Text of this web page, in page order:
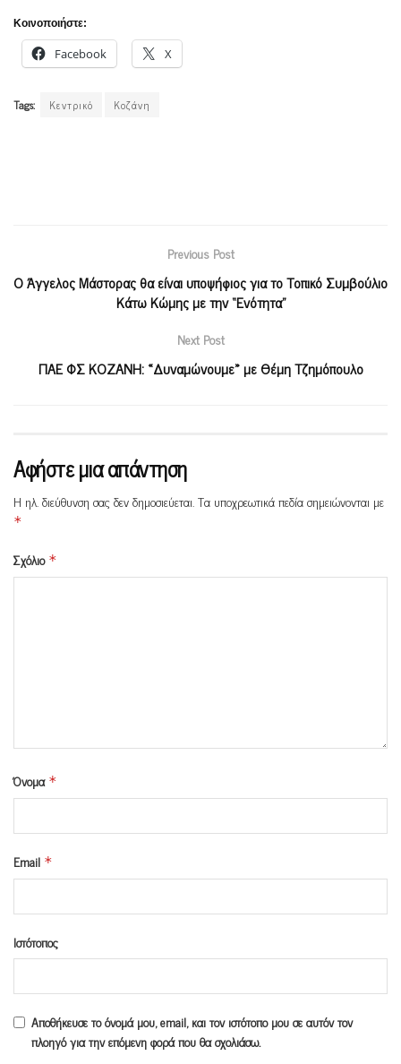
Κοινοποιήστε:
Facebook X
Tags: Κεντρικό Κοζάνη
Previous Post
Ο Άγγελος Μάστορας θα είναι υποψήφιος για το Τοπικό Συμβούλιο
Κάτω Κώμης με την “Ενότητα”
Next Post
ΠΑΕ ΦΣ ΚΟΖΑΝΗ: «Δυναμώνουμε» με Θέμη Τζημόπουλο
Αφήστε μια απάντηση
Η ηλ. διεύθυνση σας δεν δημοσιεύεται.Τα υποχρεωτικά πεδία σημειώνονται με
*
Σχόλιο *
Όνομα *
Email *
Ιστότοπος
Αποθήκευσε το όνομά μου, email, και τον ιστότοπο μου σε αυτόν τον
πλοηγό για την επόμενη φορά που θα σχολιάσω.